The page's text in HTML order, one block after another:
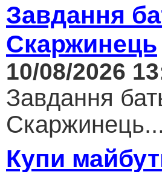
Завдання
Скаржинець
10/08/2026
Завдання
Скаржинець...
Купи